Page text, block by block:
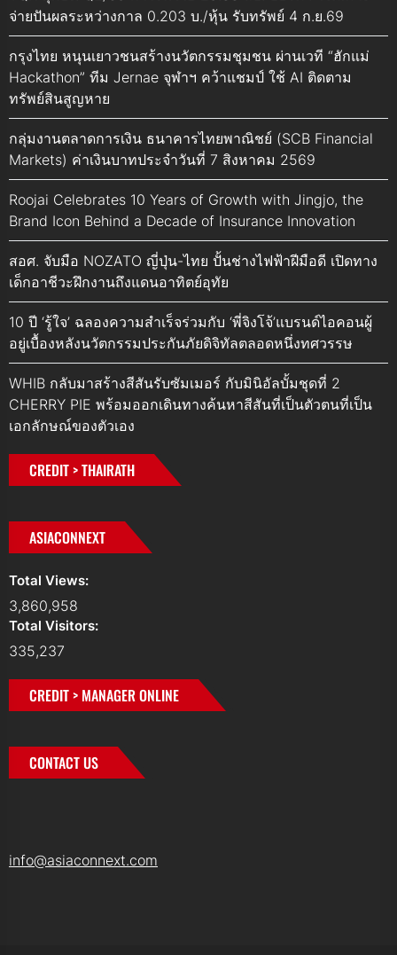
จ่ายปันผลระหว่างกาล 0.203 บ./หุ้น รับทรัพย์ 4 ก.ย.69
กรุงไทย หนุนเยาวชนสร้างนวัตกรรมชุมชน ผ่านเวที “ฮักแม่
Hackathon” ทีม Jernae จุฬาฯ คว้าแชมป์ ใช้ AI ติดตาม
ทรัพย์สินสูญหาย
กลุ่มงานตลาดการเงิน ธนาคารไทยพาณิชย์ (SCB Financial
Markets) ค่าเงินบาทประจำวันที่ 7 สิงหาคม 2569
Roojai Celebrates 10 Years of Growth with Jingjo, the
Brand Icon Behind a Decade of Insurance Innovation
สอศ. จับมือ NOZATO ญี่ปุ่น-ไทย ปั้นช่างไฟฟ้าฝีมือดี เปิดทาง
เด็กอาชีวะฝึกงานถึงแดนอาทิตย์อุทัย
10 ปี ‘รู้ใจ’ ฉลองความสำเร็จร่วมกับ ‘พี่จิงโจ้’แบรนด์ไอคอนผู้
อยู่เบื้องหลังนวัตกรรมประกันภัยดิจิทัลตลอดหนึ่งทศวรรษ
WHIB กลับมาสร้างสีสันรับซัมเมอร์ กับมินิอัลบั้มชุดที่ 2
CHERRY PIE พร้อมออกเดินทางค้นหาสีสันที่เป็นตัวตนที่เป็น
เอกลักษณ์ของตัวเอง
CREDIT > THAIRATH
ASIACONNEXT
Total Views:
3,860,958
Total Visitors:
335,237
CREDIT > MANAGER ONLINE
CONTACT US
info@asiaconnext.com